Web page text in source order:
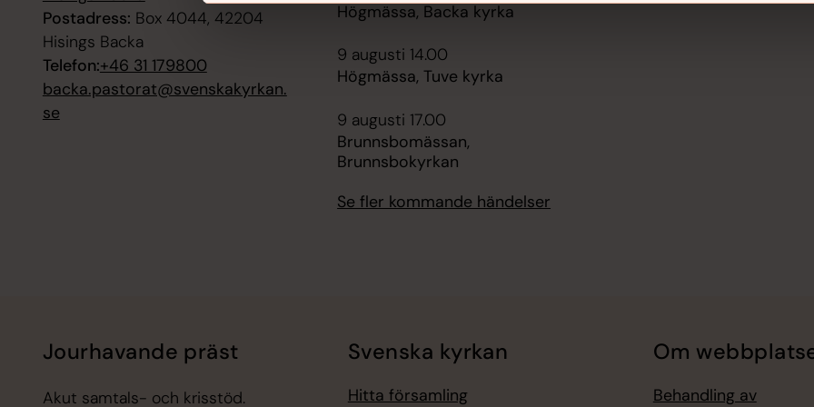
Postadress: Box 4044, 42204
Hisings Backa
Telefon:+46 31 179800
backa.pastorat@svenskakyrkan.
se
Högmässa, Backa kyrka
9 augusti 14.00
Högmässa, Tuve kyrka
9 augusti 17.00
Brunnsbomässan,
Brunnsbokyrkan
Se fler kommande händelser
Jourhavande präst
Akut samtals- och krisstöd.
Svenska kyrkan
Hitta församling
Om
Behandling av